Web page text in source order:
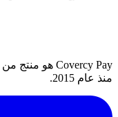
Covercy Pay هو منتج من
منذ عام 2015.